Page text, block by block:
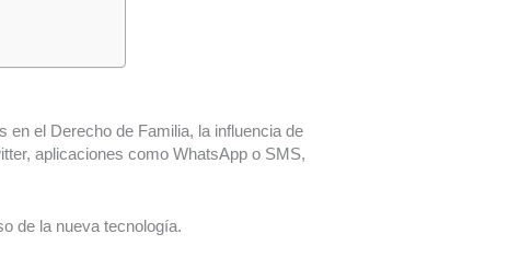
en el Derecho de Familia, la influencia de
aplicaciones como WhatsApp o SMS,
de la nueva tecnología.